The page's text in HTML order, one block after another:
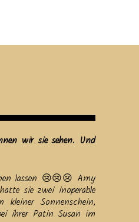
wir sie sehen. Und
lassen 😢😢😢 Amy
sie zwei inoperable
Sonnenschein,
ihrer Patin Susan im